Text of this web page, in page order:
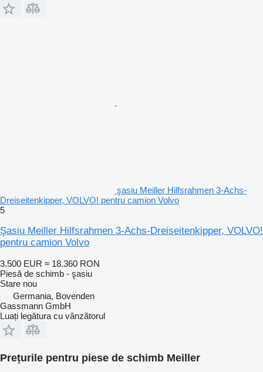
şasiu Meiller Hilfsrahmen 3-Achs-
Dreiseitenkipper, VOLVO! pentru camion Volvo
5
Şasiu Meiller Hilfsrahmen 3-Achs-Dreiseitenkipper, VOLVO!
pentru camion Volvo
3.500 EUR ≈ 18.360 RON
Piesă de schimb - şasiu
Stare nou
Germania, Bovenden
Gassmann GmbH
Luați legătura cu vânzătorul
Prețurile pentru piese de schimb Meiller